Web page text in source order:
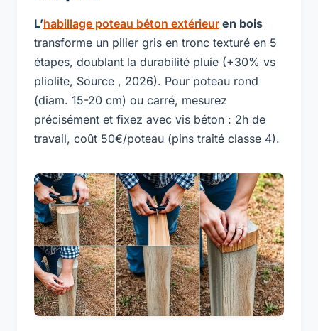
L’habillage poteau béton extérieur en bois
transforme un pilier gris en tronc texturé en 5
étapes, doublant la durabilité pluie (+30% vs
pliolite, Source , 2026). Pour poteau rond
(diam. 15-20 cm) ou carré, mesurez
précisément et fixez avec vis béton : 2h de
travail, coût 50€/poteau (pins traité classe 4).